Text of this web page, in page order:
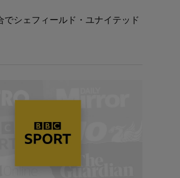
シェフィールド・ユナイテッド